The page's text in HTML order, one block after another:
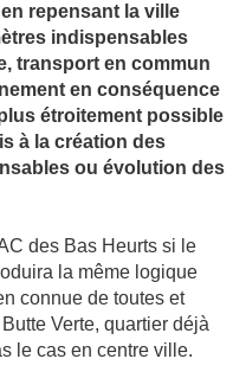
repensant la ville
indispensables
transport en commun
en conséquence
étroitement possible
à la création des
ou évolution des
des Bas Heurts si le
la même logique
connue de toutes et
Verte, quartier déjà
le cas en centre ville.